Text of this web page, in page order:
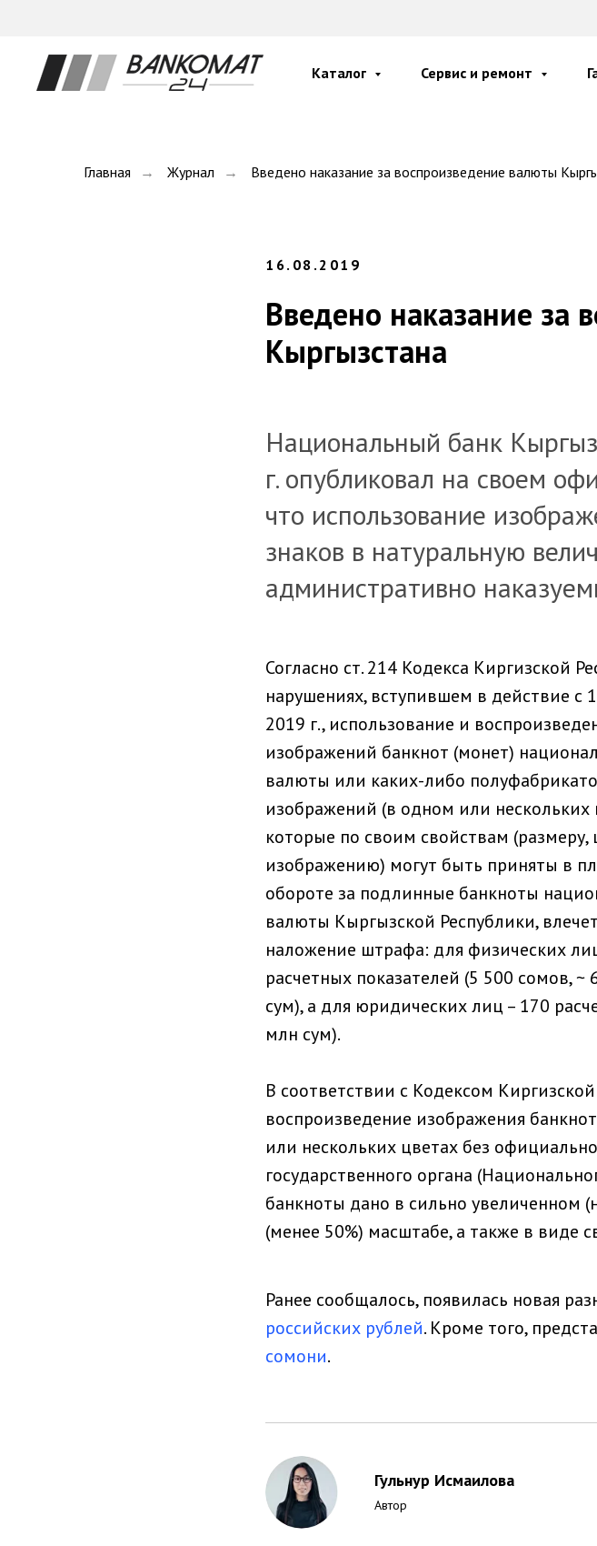
Каталог Сервис и ремонт
Главная → Журнал → Введено наказание за воспроизведение валюты
16.08.2019
Введено наказание за
Кыргызстана
Национальный банк
г. опубликовал на своем
что использование
знаков в натуральную
административно
Согласно ст. 214 Кодекса Киргизской
нарушениях, вступившем в действие с
2019 г., использование и
изображений банкнот (монет)
валюты или каких-либо
изображений (в одном или нескольких
которые по своим свойствам (размеру,
изображению) могут быть приняты в
обороте за подлинные банкноты
валюты Кыргызской Республики,
наложение штрафа: для физических
расчетных показателей (5 500 сомов, ~
сум), а для юридических лиц – 170
млн сум).
В соответствии с Кодексом
воспроизведение изображения
или нескольких цветах без
государственного органа
банкноты дано в сильно увеличенном
(менее 50%) масштабе, а также в виде
Ранее сообщалось, появилась новая
российских рублей. Кроме того,
сомони.
Гульнур Исмаилова
Автор